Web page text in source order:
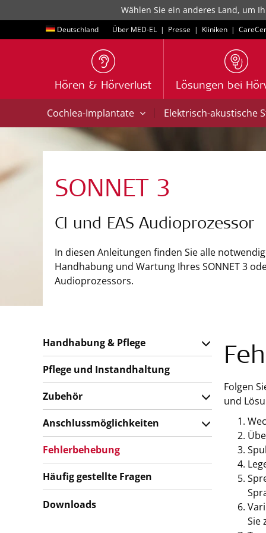
Wählen Sie ein anderes Land, um
Deutschland Über MED-EL | Presse | Kliniken |
Hören & Hörverlust Lösungen bei
Cochlea-Implantate | Elektrisch-akustische
SONNET 3
CI und EAS Audioprozessor
In diesen Anleitungen finden Sie alle
Handhabung und Wartung Ihres SONNET 3
Audioprozessors.
Folgen
und
Sie
Handhabung & Pflege
Pflege und Instandhaltung
Zubehör
Anschlussmöglichkeiten
Fehlerbehebung
Häufig gestellte Fragen
Downloads